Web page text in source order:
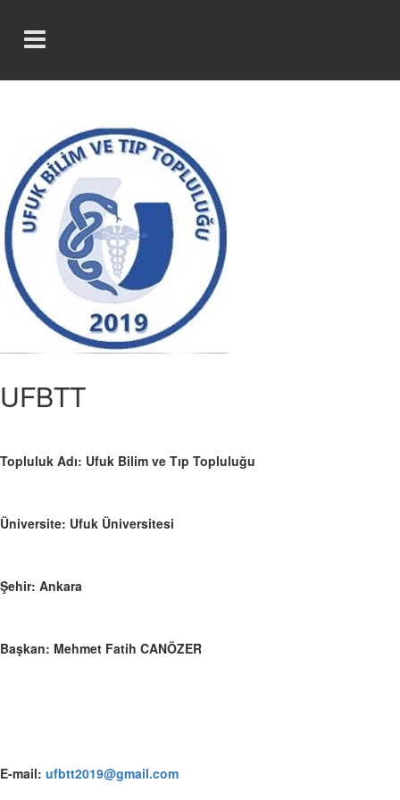
UFBTT
Topluluk Adı: Ufuk Bilim ve Tıp Topluluğu
Üniversite: Ufuk Üniversitesi
Şehir: Ankara
Başkan: Mehmet Fatih CANÖZER
E-mail: ufbtt2019@gmail.com